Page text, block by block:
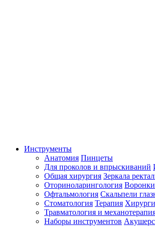
Инструменты
Анатомия Пинцеты
Для проколов и впрыскиваний
Общая хирургия Зеркала
Оториноларингология
Офтальмология Скальпели
Стоматология Терапия
Травматология и
Наборы инструментов